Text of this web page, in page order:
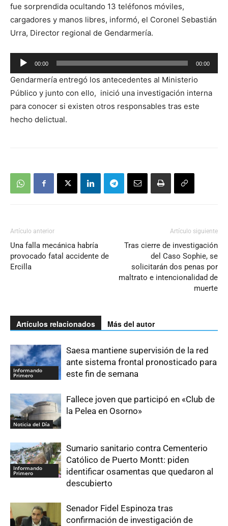
fue sorprendida ocultando 13 teléfonos móviles,
cargadores y manos libres, informó, el Coronel Sebastián
Urra, Director regional de Gendarmería.
Reproductor
de
audio
00:00 00:00
Gendarmería entregó los antecedentes al Ministerio
Público y junto con ello, inició una investigación interna
para conocer si existen otros responsables tras este
hecho delictual.
Artículo anterior
Una falla mecánica habría
provocado fatal accidente de
Ercilla
Artículo siguiente
Tras cierre de investigación
del Caso Sophie, se
solicitarán dos penas por
maltrato e intencionalidad de
muerte
Artículos relacionados Más del autor
Informando
Primero
Saesa mantiene supervisión de la red
ante sistema frontal pronosticado para
este fin de semana
Noticia del Día
Fallece joven que participó en «Club de
la Pelea en Osorno»
Informando
Primero
Sumario sanitario contra Cementerio
Católico de Puerto Montt: piden
identificar osamentas que quedaron al
descubierto
Senador Fidel Espinoza tras
confirmación de investigación de